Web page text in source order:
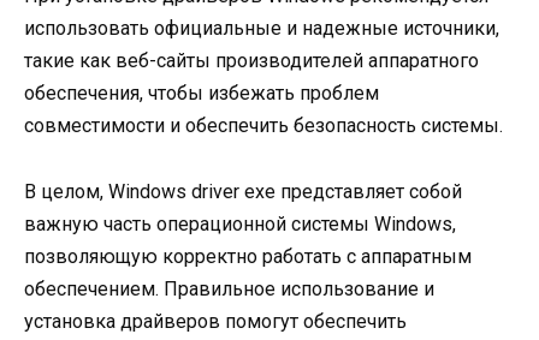
использовать официальные и надежные источники,
такие как веб-сайты производителей аппаратного
обеспечения, чтобы избежать проблем
совместимости и обеспечить безопасность системы.
В целом, Windows driver exe представляет собой
важную часть операционной системы Windows,
позволяющую корректно работать с аппаратным
обеспечением. Правильное использование и
установка драйверов помогут обеспечить